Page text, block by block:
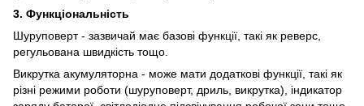
3. Функціональність
Шуруповерт - зазвичай має базові функції, такі як реверс,
регульована швидкість тощо.
Викрутка акумуляторна - може мати додаткові функції, такі як
різні режими роботи (шуруповерт, дриль, викрутка), індикатор